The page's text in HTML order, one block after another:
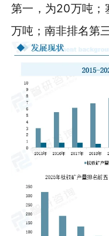
第一，为20万吨；
万吨；南非排名第